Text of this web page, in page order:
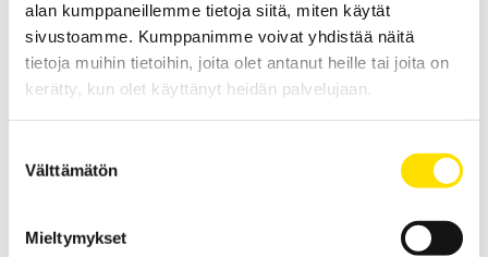
alan kumppaneillemme tietoja siitä, miten käytät
sivustoamme. Kumppanimme voivat yhdistää näitä
tietoja muihin tietoihin, joita olet antanut heille tai joita on
kerätty, kun olet käyttänyt heidän palvelujaan.
valinta
Välttämätön
Mieltymykset
DigiFlex-lenkkivirtapihdit
DigiFlex on pienikokoinen ja kätevä pihtimittari joustavalla
Rogowski-kelalla vaihtovirtamittauksiin.